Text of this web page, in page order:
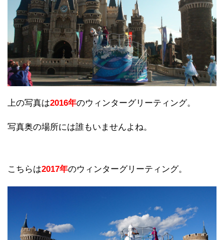
上の写真は2016年のウィンターグリーティング。
写真奥の場所には誰もいませんよね。
こちらは2017年のウィンターグリーティング。